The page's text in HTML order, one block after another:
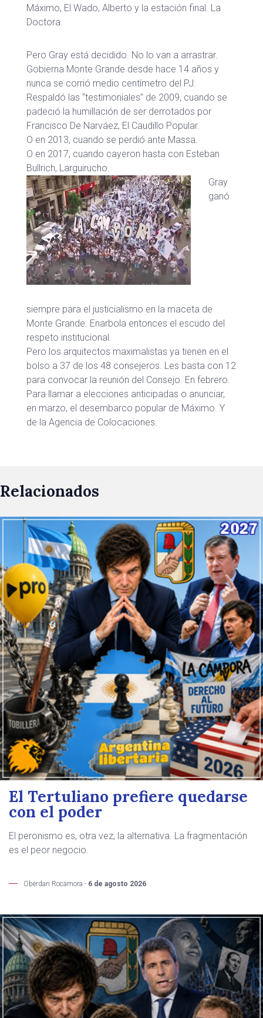
Máximo, El Wado, Alberto y la estación final. La
Doctora.
Pero Gray está decidido. No lo van a arrastrar.
Gobierna Monte Grande desde hace 14 años y
nunca se corrió medio centímetro del PJ.
Respaldó las “testimoniales” de 2009, cuando se
padeció la humillación de ser derrotados por
Francisco De Narváez, El Caudillo Popular.
O en 2013, cuando se perdió ante Massa.
O en 2017, cuando cayeron hasta con Esteban
Bullrich, Larguirucho.
Gray
ganó
siempre para el justicialismo en la maceta de
Monte Grande. Enarbola entonces el escudo del
respeto institucional.
Pero los arquitectos maximalistas ya tienen en el
bolso a 37 de los 48 consejeros. Les basta con 12
para convocar la reunión del Consejo. En febrero.
Para llamar a elecciones anticipadas o anunciar,
en marzo, el desembarco popular de Máximo. Y
de la Agencia de Colocaciones.
Relacionados
El Tertuliano prefiere quedarse
con el poder
El peronismo es, otra vez, la alternativa. La fragmentación
es el peor negocio.
Oberdan Rocamora - 6 de agosto 2026